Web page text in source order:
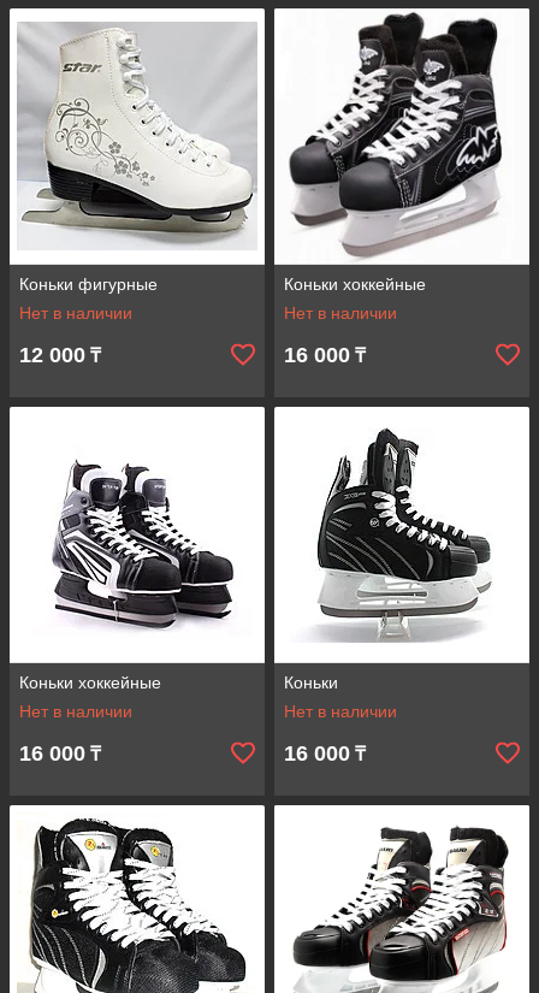
Коньки фигурные
Нет в наличии
12 000 ₸
Коньки хоккейные
Нет в наличии
16 000 ₸
Коньки хоккейные
Нет в наличии
16 000 ₸
Коньки
Нет в наличии
16 000 ₸